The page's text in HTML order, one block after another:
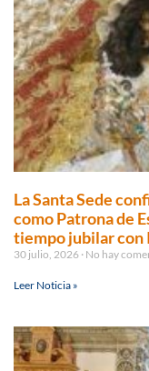
La Santa Sede
como Patrona de
tiempo jubilar con
30 julio, 2026 No hay
Leer Noticia »